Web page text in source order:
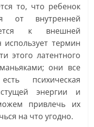
то, что ребенок
от внутренней
к внешней
термин
этого латентного
они все
психическая
энергии и
привлечь их
на что угодно.